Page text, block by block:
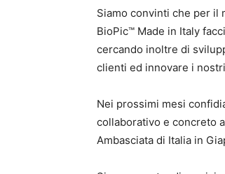
Siamo convinti che per il
BioPic™ Made in Italy
cercando inoltre di
clienti ed innovare i
Nei prossimi mesi
collaborativo e concreto
Ambasciata di Italia in